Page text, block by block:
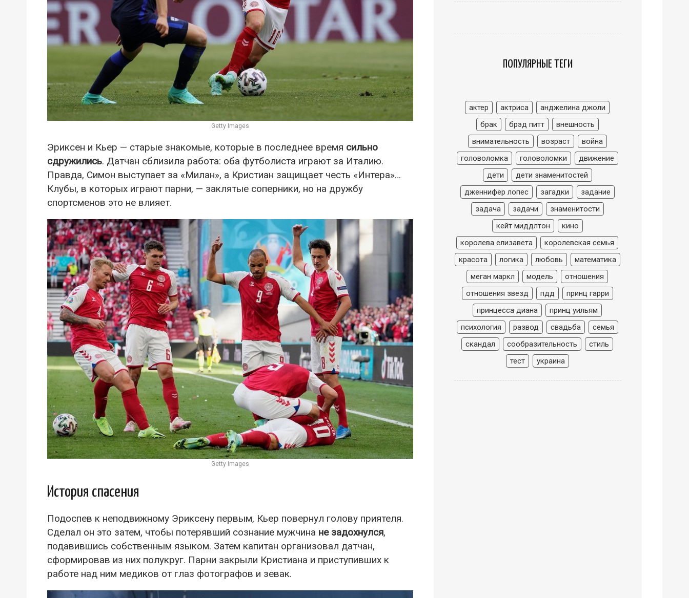
Getty Images
Эриксен и Кьер — старые знакомые, которые в последнее время сильно
сдружились. Датчан сблизила работа: оба футболиста играют за Италию.
Правда, Симон выступает за «Милан», а Кристиан защищает честь «Интера»…
Клубы, в которых играют парни, — заклятые соперники, но на дружбу
спортсменов это не влияет.
Getty Images
История спасения
Подоспев к неподвижному Эриксену первым, Кьер повернул голову приятеля.
Сделал он это затем, чтобы потерявший сознание мужчина не задохнулся,
подавившись собственным языком. Затем капитан организовал датчан,
сформировав из них полукруг. Парни закрыли Кристиана и приступивших к
работе над ним медиков от глаз фотографов и зевак.
ПОПУЛЯРНЫЕ ТЕГИ
актер актриса
анджелина джоли
брак
брэд питт
внешность
внимательность
возраст
война
головоломка
головоломки
движение
дети
дети знаменитостей
дженнифер лопес
загадки
задание
задача
задачи
знаменитости
кейт миддлтон
кино
королева елизавета
королевская семья
красота
логика любовь
математика
меган маркл
модель
отношения
отношения звезд
пдд
принц гарри
принцесса диана
принц уильям
психология
развод свадьба
семья
скандал
сообразительность
стиль
тест
украина